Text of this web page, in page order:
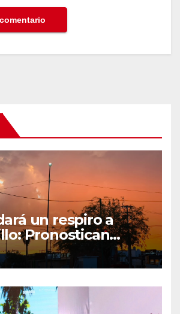
un respiro a
Pronostican
y
de hasta 34°C